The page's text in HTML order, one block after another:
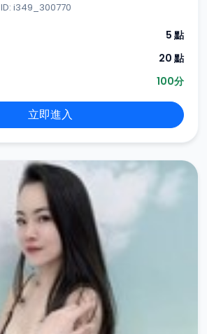
ID: i349_300770
5 點
20 點
100分
立即進入